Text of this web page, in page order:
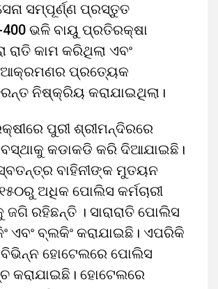
ସମ୍ପୂର୍ଣ୍ଣ ପ୍ରସ୍ତୁତ
ଭଳି ବାୟୁ ପ୍ରତିରକ୍ଷା
ରାତି କାମ କରିଥିଲା ଏବଂ
ଆକ୍ରମଣର ପ୍ରତ୍ୟେକ
ନିଷ୍କ୍ରିୟ କରାଯାଇଥିଲା।
ପୁରୀ ଶ୍ରୀମନ୍ଦିରରେ
କଡାକଡି କରି ଦିଆଯାଇଛି।
ବାହିନୀଙ୍କ ମୁତୟନ
ଅଧିକ ପୋଲିସ କର୍ମଚାରୀ
ରହିଛନ୍ତି । ସାରାରାତି ପୋଲିସ
ଏବଂ ବ୍ଲକିଂ କରାଯାଇଛି। ଏପରିକି
ବିଭିନ୍ନ ହୋଟେଲରେ ପୋଲିସ
କରାଯାଇଛି। ହୋଟେଲରେ